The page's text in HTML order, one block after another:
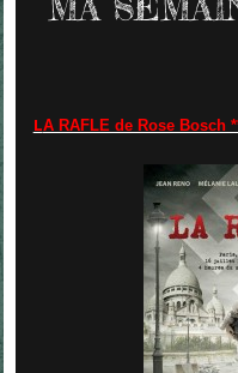
LA RAFLE de Rose Bosch